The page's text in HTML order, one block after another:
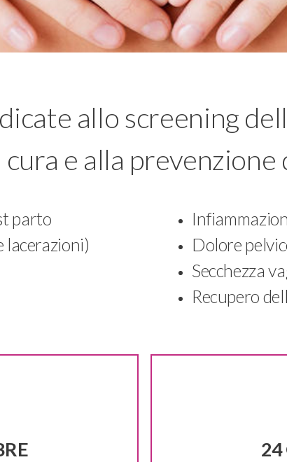
allo screening
cura e alla
parto
lacerazioni)
Dolore
Secchezza
Recupero
24